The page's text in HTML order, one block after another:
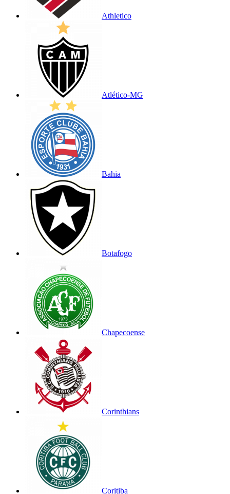
Athletico
Atlético-MG
Bahia
Botafogo
Chapecoense
Corinthians
Coritiba